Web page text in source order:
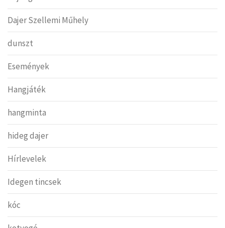
Dajer Szellemi Műhely
dunszt
Események
Hangjáték
hangminta
hideg dajer
Hírlevelek
Idegen tincsek
kóc